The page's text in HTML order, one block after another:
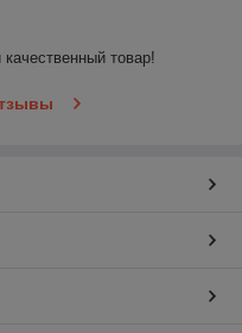
товар!